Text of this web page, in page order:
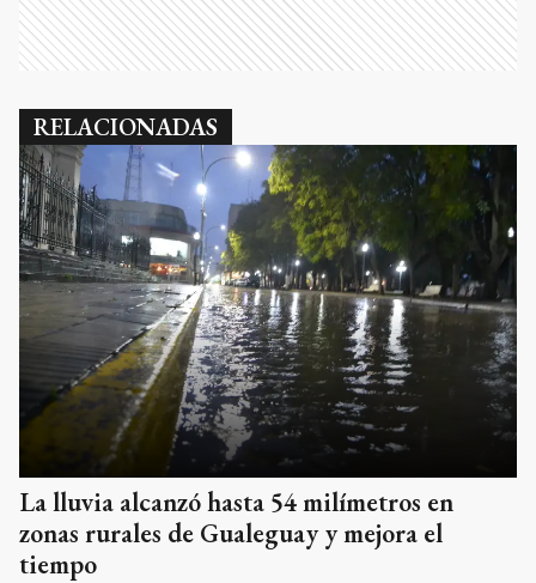
RELACIONADAS
La lluvia alcanzó hasta 54 milímetros en
zonas rurales de Gualeguay y mejora el
tiempo